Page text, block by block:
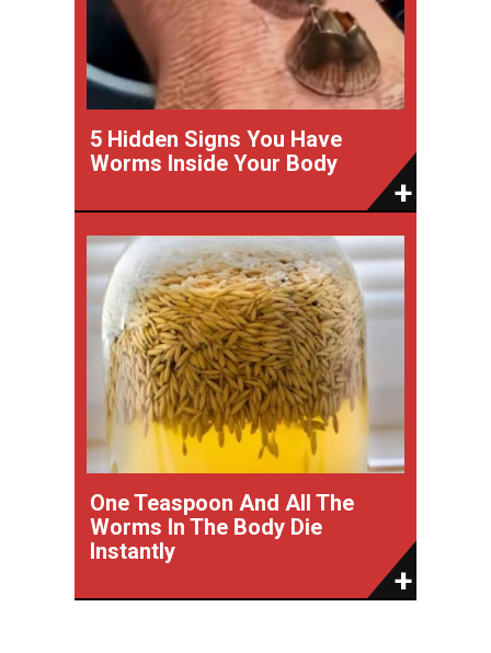
5 Hidden Signs You Have
Worms Inside Your Body
One Teaspoon And All The
Worms In The Body Die
Instantly